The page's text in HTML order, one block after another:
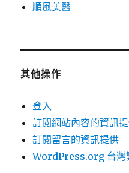
順風美醫
其他操作
登入
訂閱網站內容的資訊
訂閱留言的資訊提供
WordPress.org 台灣